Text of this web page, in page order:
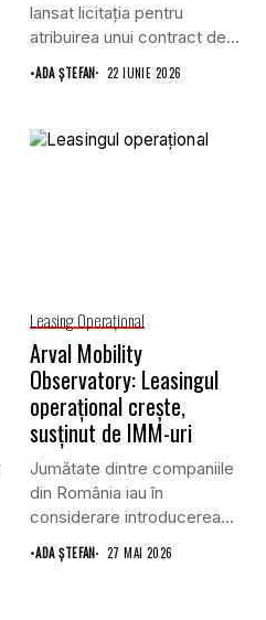
lansat licitația pentru
atribuirea unui contract de
furnizare a...
•ADA ȘTEFAN 22 IUNIE 2026
Leasing Operaţional
Arval Mobility
Observatory: Leasingul
operațional crește,
susținut de IMM-uri
Jumătate dintre companiile
din România iau în
considerare introducerea
sau creșterea leasingului...
•ADA ȘTEFAN 27 MAI 2026